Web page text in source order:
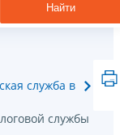
Найти
служба в
службы